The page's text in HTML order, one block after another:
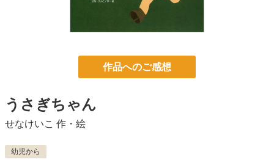
作品へのご感想
うさぎちゃん
せなけいこ 作・絵
幼児から